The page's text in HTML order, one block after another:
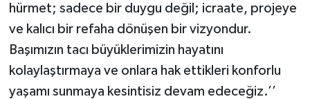
hürmet; sadece bir duygu değil; icraate, projeye
ve kalıcı bir refaha dönüşen bir vizyondur.
Başımızın tacı büyüklerimizin hayatını
kolaylaştırmaya ve onlara hak ettikleri konforlu
yaşamı sunmaya kesintisiz devam edeceğiz.’’